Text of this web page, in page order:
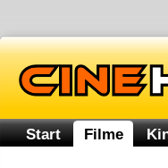
Start Filme